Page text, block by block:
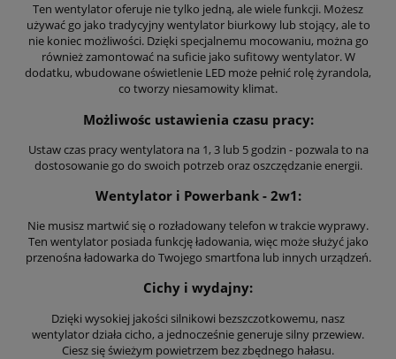
Ten wentylator oferuje nie tylko jedną, ale wiele funkcji. Możesz
używać go jako tradycyjny wentylator biurkowy lub stojący, ale to
nie koniec możliwości. Dzięki specjalnemu mocowaniu, można go
również zamontować na suficie jako sufitowy wentylator. W
dodatku, wbudowane oświetlenie LED może pełnić rolę żyrandola,
co tworzy niesamowity klimat.
Możliwośc ustawienia czasu pracy:
Ustaw czas pracy wentylatora na 1, 3 lub 5 godzin - pozwala to na
dostosowanie go do swoich potrzeb oraz oszczędzanie energii.
Wentylator i Powerbank - 2w1:
Nie musisz martwić się o rozładowany telefon w trakcie wyprawy.
Ten wentylator posiada funkcję ładowania, więc może służyć jako
przenośna ładowarka do Twojego smartfona lub innych urządzeń.
Cichy i wydajny:
Dzięki wysokiej jakości silnikowi bezszczotkowemu, nasz
wentylator działa cicho, a jednocześnie generuje silny przewiew.
Ciesz się świeżym powietrzem bez zbędnego hałasu.